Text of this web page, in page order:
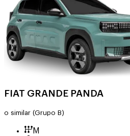
FIAT GRANDE PANDA
o similar (Grupo B)
M